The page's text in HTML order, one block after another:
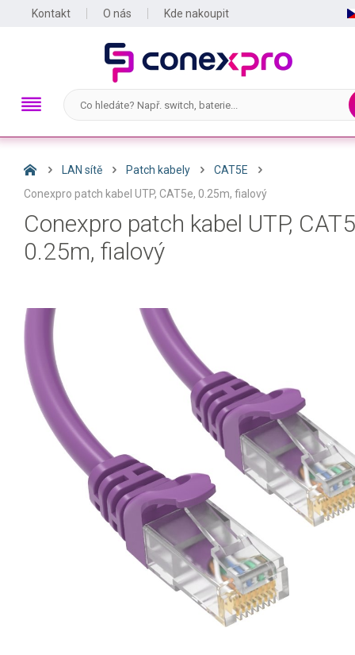
Kontakt O nás Kde nakoupit
LAN sítě Patch kabely
CAT5E
Conexpro patch kabel UTP, CAT5e, 0.25m, fialový
Conexpro patch kabel UTP,
0.25m, fialový